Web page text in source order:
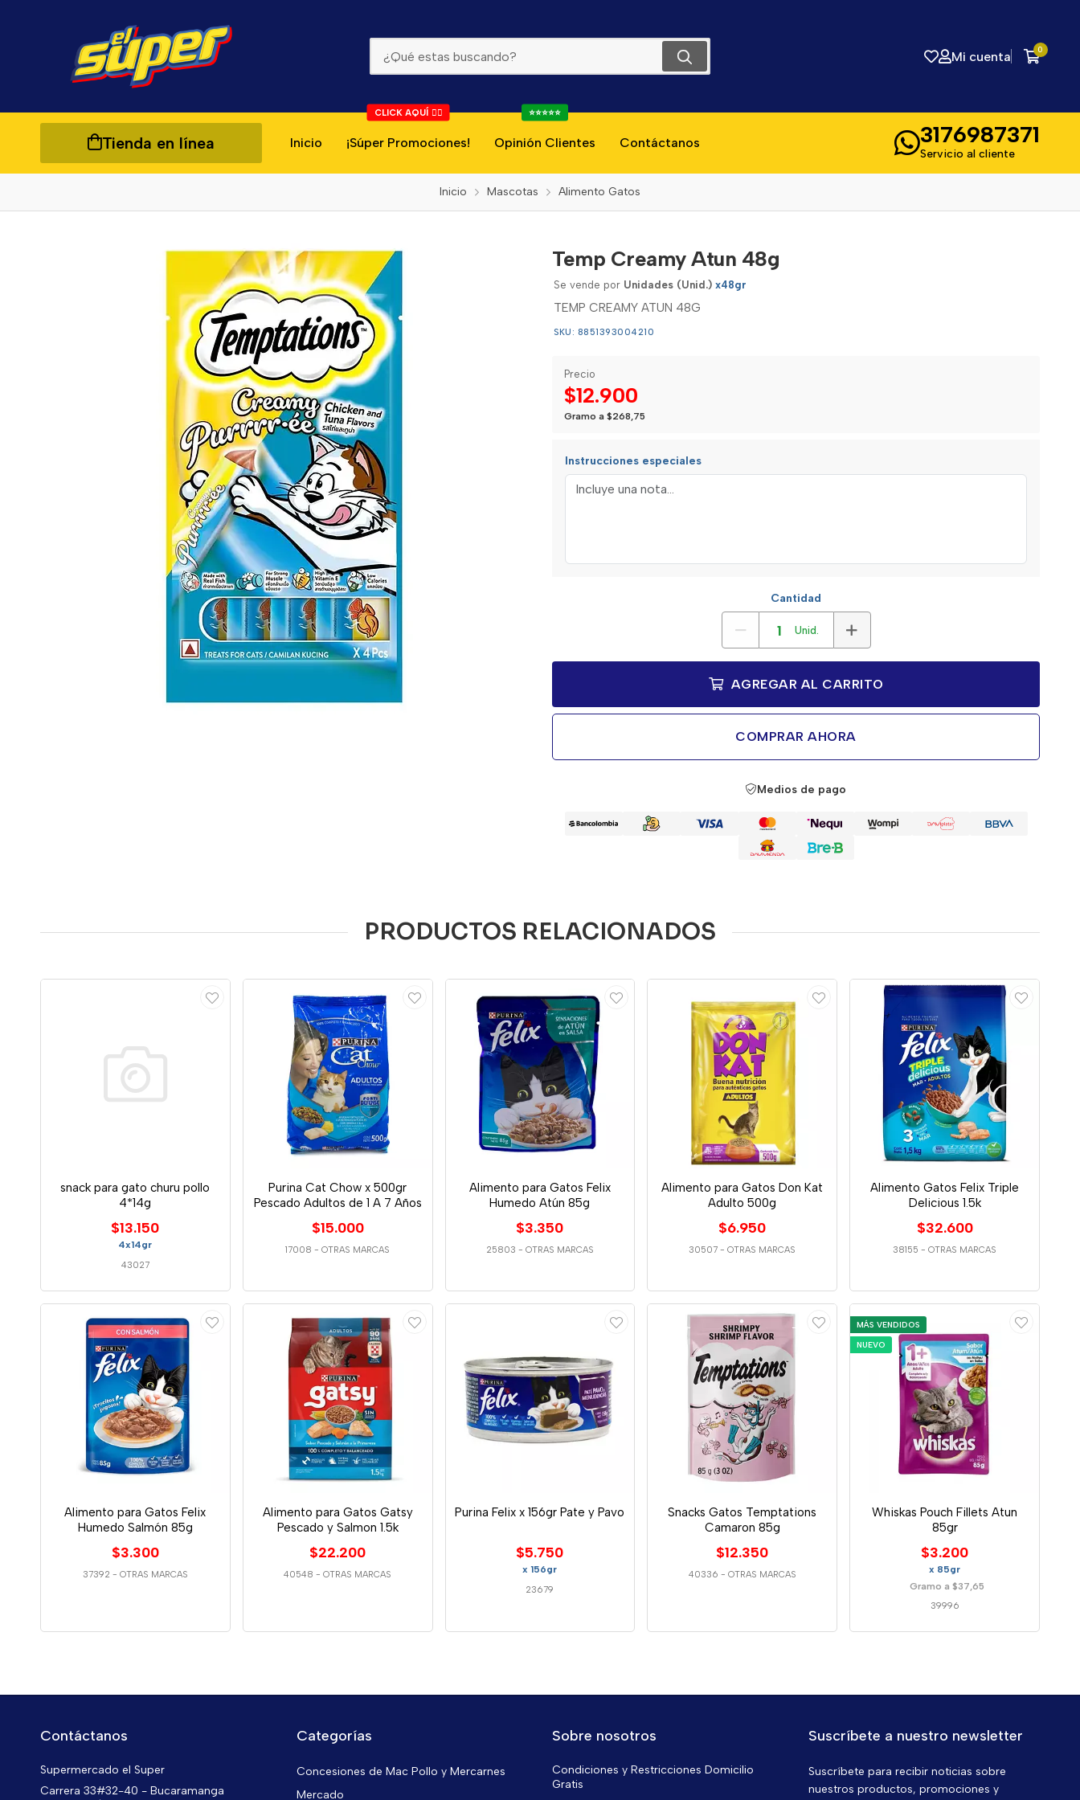
Mi cuenta 0
Tienda en línea Inicio ¡Súper Promociones!
CLICK AQUÍ 👇🏻
Opinión Clientes
⭐⭐⭐⭐⭐
Contáctanos 3176987371
Servicio al cliente
Inicio Mascotas Alimento Gatos
Temp Creamy Atun 48g
Se vende por Unidades (Unid.) x48gr
TEMP CREAMY ATUN 48G
SKU: 8851393004210
Precio
$12.900
Gramo a $268,75
Instrucciones especiales
Cantidad
Unid.
AGREGAR AL CARRITO
COMPRAR AHORA
Medios de pago
PRODUCTOS RELACIONADOS
snack para gato churu pollo
4*14g
$13.150
4x14gr
43027
Purina Cat Chow x 500gr
Pescado Adultos de 1 A 7 Años
$15.000
17008 -OTRAS MARCAS
Alimento para Gatos Felix
Humedo Atún 85g
$3.350
25803 - OTRAS MARCAS
Alimento para Gatos Don Kat
Adulto 500g
$6.950
30507 -OTRAS MARCAS
Alimento Gatos Felix Triple
Delicious 1.5k
$32.600
38155 -OTRAS MARCAS
Alimento para Gatos Felix
Humedo Salmón 85g
$3.300
37392 - OTRAS MARCAS
Alimento para Gatos Gatsy
Pescado y Salmon 1.5k
$22.200
40548 -OTRAS MARCAS
Purina Felix x 156gr Pate y Pavo
$5.750
x 156gr
23679
Snacks Gatos Temptations
Camaron 85g
$12.350
40336 - OTRAS MARCAS
MÁS VENDIDOS
NUEVO
Whiskas Pouch Fillets Atun
85gr
$3.200
x 85gr
Gramo a $37,65
39996
Contáctanos
Supermercado el Super
Carrera 33#32-40 - Bucaramanga
Categorías
Concesiones de Mac Pollo y Mercarnes
Mercado
Sobre nosotros
Condiciones y Restricciones Domicilio
Gratis
Suscríbete a nuestro newsletter
Suscríbete para recibir noticias sobre
nuestros productos, promociones y